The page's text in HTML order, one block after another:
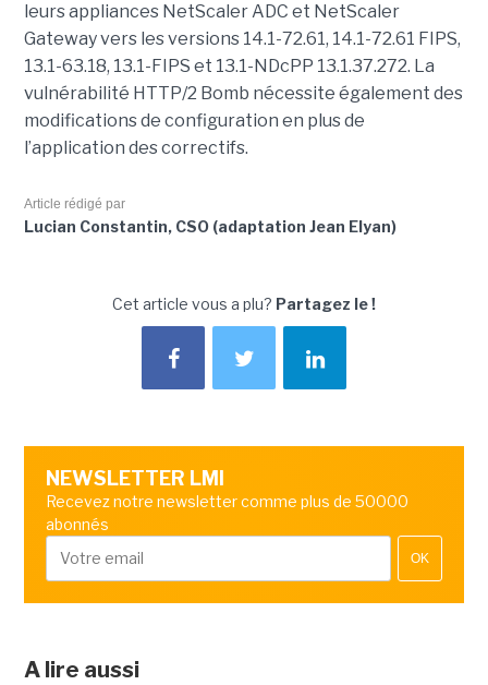
leurs appliances NetScaler ADC et NetScaler
Gateway vers les versions 14.1-72.61, 14.1-72.61 FIPS,
13.1-63.18, 13.1-FIPS et 13.1-NDcPP 13.1.37.272. La
vulnérabilité HTTP/2 Bomb nécessite également des
modifications de configuration en plus de
l’application des correctifs.
Article rédigé par
Lucian Constantin, CSO (adaptation Jean Elyan)
Cet article vous a plu? Partagez le !
NEWSLETTER LMI
Recevez notre newsletter comme plus de 50000
abonnés
OK
A lire aussi